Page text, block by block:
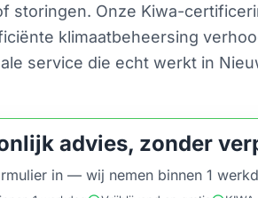
storingen. Onze Kiwa-
klimaatbeheersing
service die echt werkt in
advies, zonder
in — wij nemen binnen 1